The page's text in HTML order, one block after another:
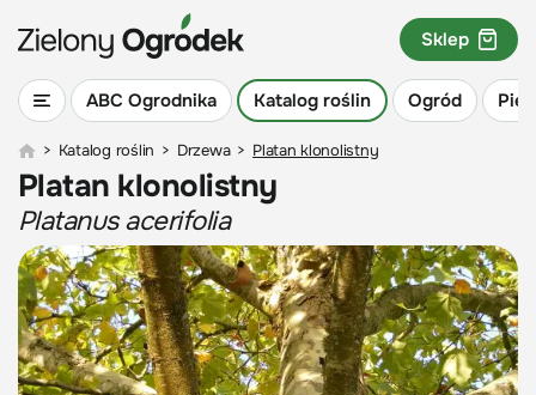
ABC Ogrodnika Katalog roślin Ogród
Sklep
> Katalog roślin > Drzewa > Platan klonolistny
Platan klonolistny
Platanus acerifolia